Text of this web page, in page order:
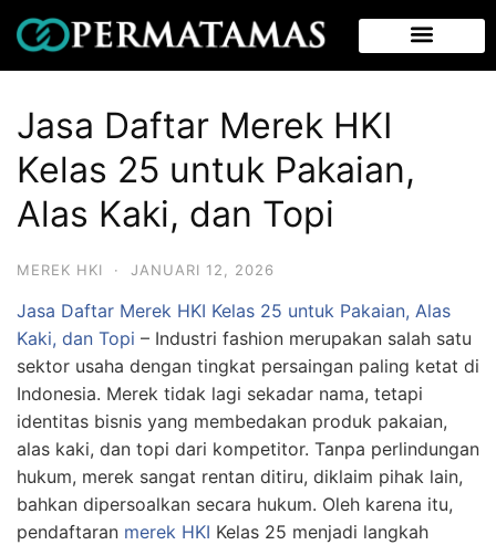
Jasa Daftar Merek HKI
Kelas 25 untuk Pakaian,
Alas Kaki, dan Topi
MEREK HKI · JANUARI 12, 2026
Jasa Daftar Merek HKI Kelas 25 untuk Pakaian, Alas
Kaki, dan Topi – Industri fashion merupakan salah satu
sektor usaha dengan tingkat persaingan paling ketat di
Indonesia. Merek tidak lagi sekadar nama, tetapi
identitas bisnis yang membedakan produk pakaian,
alas kaki, dan topi dari kompetitor. Tanpa perlindungan
hukum, merek sangat rentan ditiru, diklaim pihak lain,
bahkan dipersoalkan secara hukum. Oleh karena itu,
pendaftaran merek HKI Kelas 25 menjadi langkah